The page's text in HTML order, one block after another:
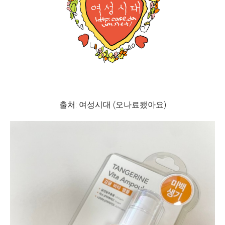
출처: 여성시대 (오나료됐아요)